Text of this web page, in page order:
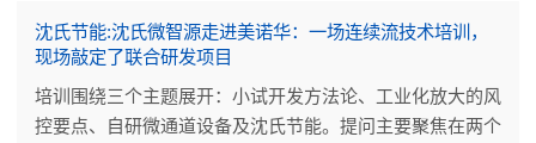
沈氏节能:沈氏微智源走进美诺华：一场连续流技术培训，
现场敲定了联合研发项目
培训围绕三个主题展开：小试开发方法论、工业化放大的风
控要点、自研微通道设备及沈氏节能。提问主要聚焦在两个